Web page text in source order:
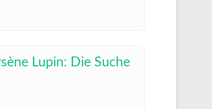
Lupin: Die Suche